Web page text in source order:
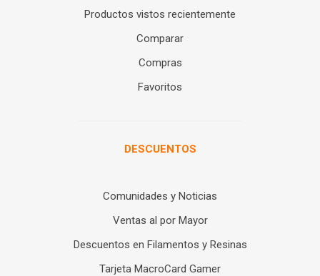
Productos vistos recientemente
Comparar
Compras
Favoritos
DESCUENTOS
Comunidades y Noticias
Ventas al por Mayor
Descuentos en Filamentos y Resinas
Tarjeta MacroCard Gamer